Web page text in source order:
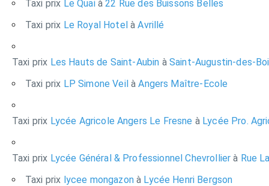
Taxi prix Le Quai à 22 Rue des Buissons Belles
Taxi prix Le Royal Hotelà Avrillé
Taxi prix Les Hauts de Saint-Aubin àSaint-Augustin-des-
Taxi prix LP Simone Veilà Angers Maître-Ecole
Taxi prix Lycée Agricole Angers Le Fresne àLycée Pro.
Taxi prix Lycée Général & Professionnel Chevrollierà Rue
Taxi prix lycee mongazonà Lycée Henri Bergson